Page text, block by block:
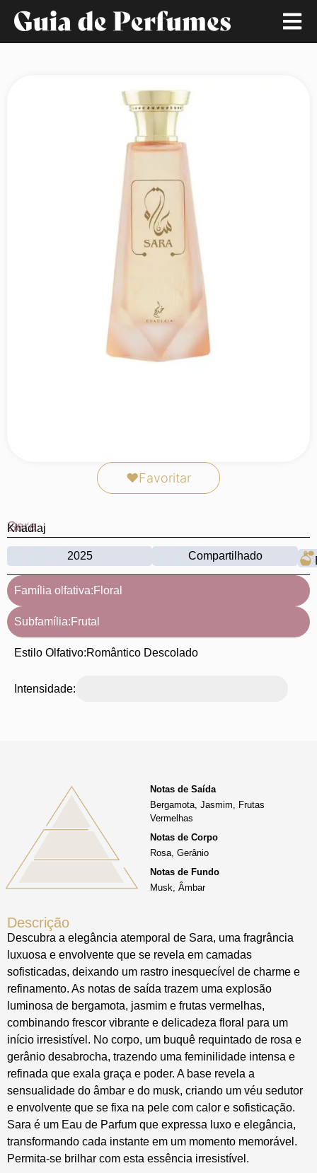
❤Favoritar
Sara
Khadlaj
2025 Compartilhado
Família olfativa: Floral
Subfamília: Frutal
Estilo Olfativo:Romântico Descolado
Intensidade:
Descrição
Descubra a elegância atemporal de Sara, uma fragrância
luxuosa e envolvente que se revela em camadas
sofisticadas, deixando um rastro inesquecível de charme e
refinamento. As notas de saída trazem uma explosão
luminosa de bergamota, jasmim e frutas vermelhas,
combinando frescor vibrante e delicadeza floral para um
início irresistível. No corpo, um buquê requintado de rosa e
gerânio desabrocha, trazendo uma feminilidade intensa e
refinada que exala graça e poder. A base revela a
sensualidade do âmbar e do musk, criando um véu sedutor
e envolvente que se fixa na pele com calor e sofisticação.
Sara é um Eau de Parfum que expressa luxo e elegância,
transformando cada instante em um momento memorável.
Permita-se brilhar com esta essência irresistível.
Notas de Saída
Bergamota, Jasmim, Frutas
Vermelhas
Notas de Corpo
Rosa, Gerânio
Notas de Fundo
Musk, Âmbar